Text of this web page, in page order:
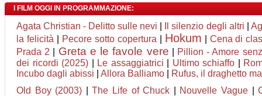
I FILM OGGI IN PROGRAMMAZIONE:
Agata Christian - Delitto sulle nevi Il silenzio degli altri
la felicità
Pecore sotto copertura Hokum
Cena di
Prada 2
Greta e le favole vere
Pillion - Amore
dei ricordi (2025)
Le assaggiatrici Ultimo schiaffo
Incubo dagli abissi
Allora Balliamo
Rufus, il draghetto
Old Boy (2003) |The Life of Chuck Nouvelle Vague |